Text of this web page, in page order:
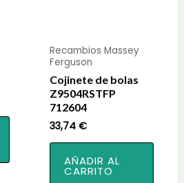
Recambios Massey
Ferguson
Cojinete de bolas
Z9504RSTFP
712604
33,74€
AÑADIR AL
CARRITO